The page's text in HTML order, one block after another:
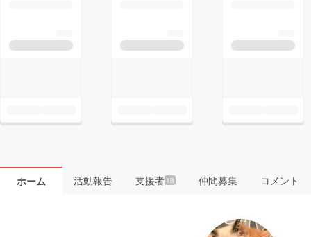
ホーム 活動報告 支援者 18 仲間募集 コメント